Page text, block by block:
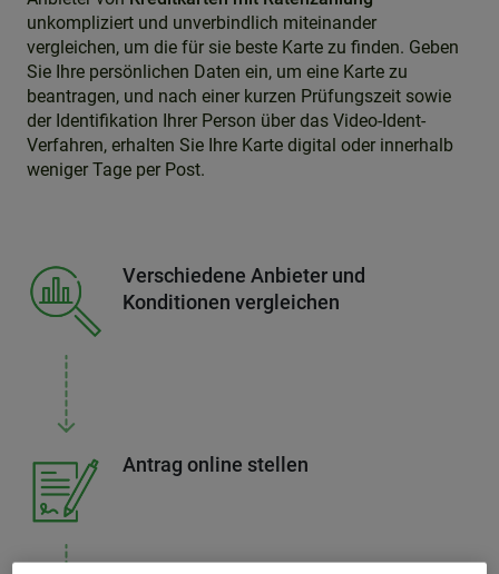
unkompliziert und unverbindlich miteinander
vergleichen, um die für sie beste Karte zu finden. Geben
Sie Ihre persönlichen Daten ein, um eine Karte zu
beantragen, und nach einer kurzen Prüfungszeit sowie
der Identifikation Ihrer Person über das Video-Ident-
Verfahren, erhalten Sie Ihre Karte digital oder innerhalb
weniger Tage per Post.
Verschiedene Anbieter und
Konditionen vergleichen
Antrag online stellen